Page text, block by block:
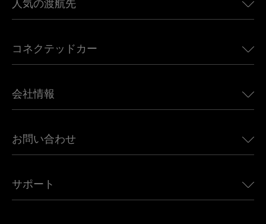
人気の渡航先
ヨーロッパ向けeSIM
カナダ向けeSIM
アフリカ向けeSIM
すべての目的地を見る
コネクテッドカー
Land Rover向けUbigi
Jeep向けUbigi
Mini向けUbigi
Maserati向けUbigi
会社情報
Ubigi関連プレス
Ubigiアプリ
お問い合わせ
アフェリエイトプログラム
サポート